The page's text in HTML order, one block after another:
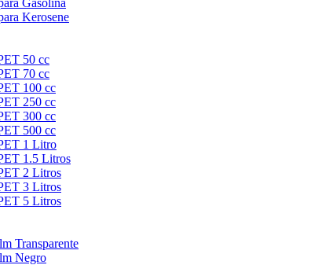
Gasolina
Kerosene
50 cc
70 cc
100 cc
250 cc
300 cc
500 cc
1 Litro
1.5 Litros
2 Litros
3 Litros
5 Litros
Transparente
Negro